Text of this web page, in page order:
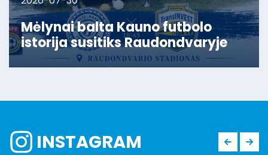
Mėlynai balta Kauno futbolo
istorija susitiks Raudondvaryje
INSTAGRAM